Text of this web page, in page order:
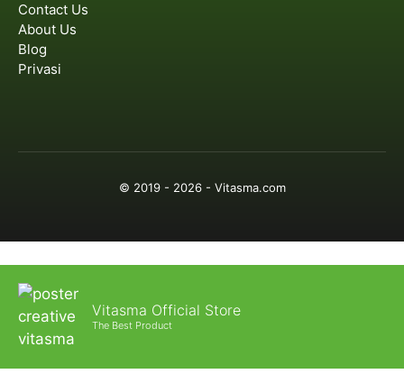
Contact Us
About Us
Blog
Privasi
© 2019 - 2026 - Vitasma.com
Vitasma Official Store
The Best Product